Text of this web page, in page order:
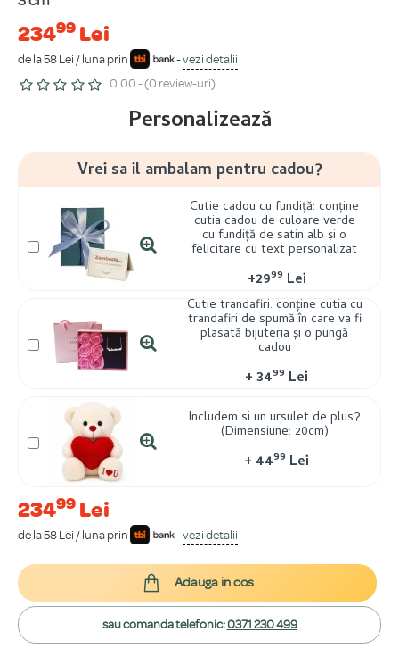
23499 Lei
de la 58 Lei / luna prin -vezi detalii
0.00 - (0 review-uri)
23499 Lei
de la 58 Lei / luna prin -vezi detalii
Personalizează
Vrei sa il ambalam pentru cadou?
Cutie cadou cu fundiță: conține
cutia cadou de culoare verde
cu fundiță de satin alb și o
felicitare cu text personalizat
+2999 Lei
Cutie trandafiri: conține cutia cu
trandafiri de spumă în care va fi
plasată bijuteria și o pungă
cadou
+3499 Lei
Includem si un ursulet de plus?
(Dimensiune: 20cm)
+ 4499 Lei
Adauga in cos
sau comanda telefonic:0371 230 499